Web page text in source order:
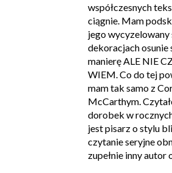
współczesnych
ciągnie. Mam
jego
dekoracjach osunie
manierę ALE NIE
WIEM. Co do tej
mam tak samo z
McCarthym.
dorobek w
jest pisarz o stylu
czytanie seryjne
zupełnie inny autor